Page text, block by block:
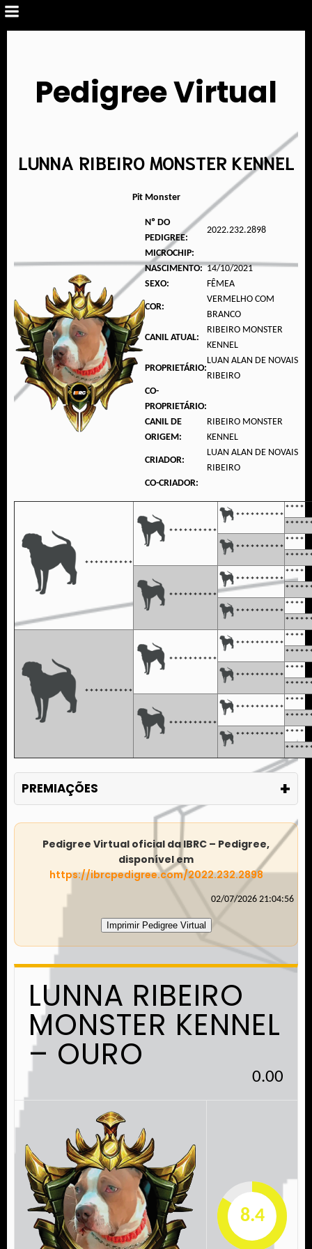
Pedigree Virtual
LUNNA RIBEIRO MONSTER KENNEL
Pit Monster
Nº DO
PEDIGREE:
2022.232.2898
MICROCHIP:
NASCIMENTO: 14/10/2021
SEXO:
FÊMEA
COR:
VERMELHO COM
BRANCO
CANIL ATUAL:
RIBEIRO MONSTER
KENNEL
PROPRIETÁRIO:
LUAN ALAN DE NOVAIS
RIBEIRO
CO-
PROPRIETÁRIO:
CANIL DE
ORIGEM:
RIBEIRO MONSTER
KENNEL
CRIADOR:
LUAN ALAN DE NOVAIS
RIBEIRO
CO-CRIADOR:
**********
**********
**********
**********
**********
**********
**********
**********
**********
**********
**********
**********
**********
**********
PREMIAÇÕES +
Pedigree Virtual oficial da IBRC – Pedigree,
disponível em
https://ibrcpedigree.com/2022.232.2898
02/07/2026 21:04:56
Imprimir Pedigree Virtual
LUNNA RIBEIRO
MONSTER KENNEL
– OURO
0.00
8.4